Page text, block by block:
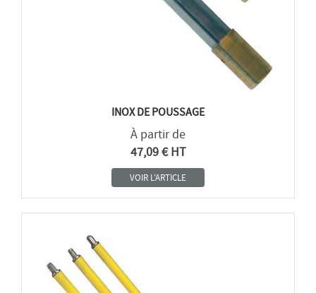
INOX DE POUSSAGE
À partir de
47,09 € HT
VOIR L'ARTICLE